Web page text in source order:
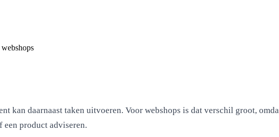
kan daarnaast taken uitvoeren. Voor webshops is dat verschil groot,
een product adviseren.